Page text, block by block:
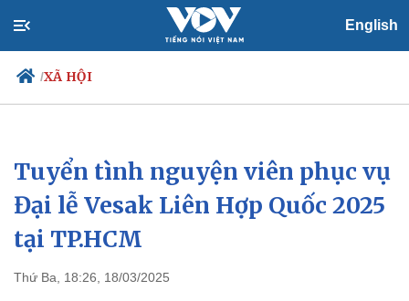
English
/XÃ HỘI
Chính trị
Đảng
Tổ chức nhân sự
Quốc hội
Nhận diện sự thật
Xã hội
Tin 24h
Dự báo thời tiết
Tuyển tình nguyện viên phục vụ
Đại lễ Vesak Liên Hợp Quốc 2025
tại TP.HCM
Thứ Ba, 18:26, 18/03/2025